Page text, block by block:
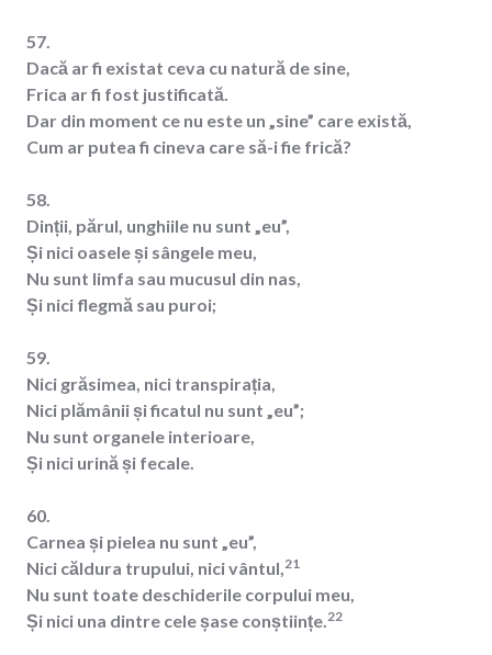
57.
Dacă ar fi existat ceva cu natură de sine,
Frica ar fi fost justificată.
Dar din moment ce nu este un „sine” care există,
Cum ar putea fi cineva care să-i fie frică?
58.
Dinții, părul, unghiile nu sunt „eu”,
Și nici oasele și sângele meu,
Nu sunt limfa sau mucusul din nas,
Și nici flegmă sau puroi;
59.
Nici grăsimea, nici transpirația,
Nici plămânii și ficatul nu sunt „eu”;
Nu sunt organele interioare,
Și nici urină și fecale.
60.
Carnea și pielea nu sunt „eu”,
Nici căldura trupului, nici vântul,21
Nu sunt toate deschiderile corpului meu,
Și nici una dintre cele șase conștiințe.22